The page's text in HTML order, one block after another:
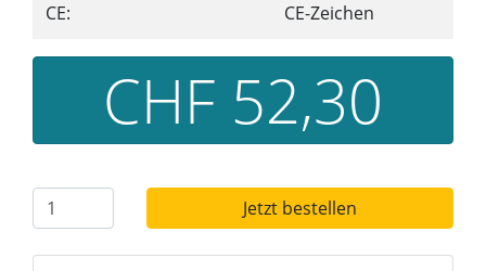
CE: CE-Zeichen
CHF 52,30
Jetzt bestellen